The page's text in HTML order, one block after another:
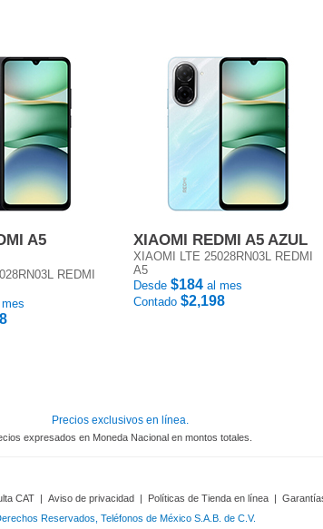
A5
REDMI
XIAOMI REDMI A5 AZUL
XIAOMI LTE 25028RN03L REDMI
A5
Desde $184 al mes
Contado $2,198
Precios exclusivos en línea.
expresados en Moneda Nacional en montos totales.
CAT | Aviso de privacidad | Políticas de Tienda en línea |
Reservados, Teléfonos de México S.A.B. de C.V.